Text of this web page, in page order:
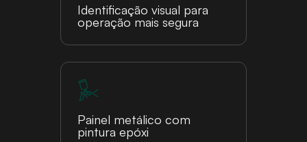
Identificação visual para
operação mais segura
Painel metálico com
pintura epóxi